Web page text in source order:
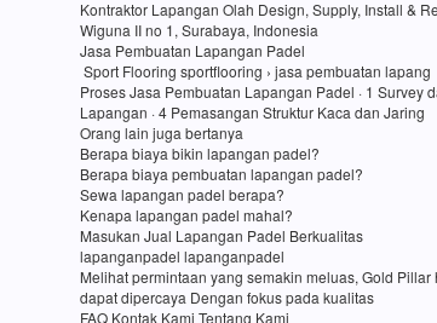
Kontraktor Lapangan Olah Design, Supply, Install &
Wiguna II no 1, Surabaya, Indonesia
Jasa Pembuatan Lapangan Padel
Sport Flooring sportflooring › jasa pembuatan lapang
Proses Jasa Pembuatan Lapangan Padel · 1 Survey
Lapangan · 4 Pemasangan Struktur Kaca dan Jaring
Orang lain juga bertanya
Berapa biaya bikin lapangan padel?
Berapa biaya pembuatan lapangan padel?
Sewa lapangan padel berapa?
Kenapa lapangan padel mahal?
Masukan Jual Lapangan Padel Berkualitas
lapanganpadel lapanganpadel
Melihat permintaan yang semakin meluas, Gold
dapat dipercaya Dengan fokus pada kualitas
FAQ Kontak Kami Tentang Kami